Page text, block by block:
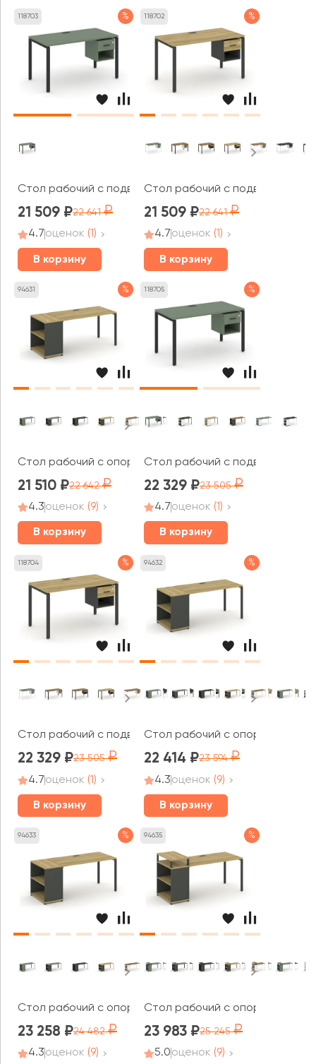
118703 %
Стол рабочий с подвесной тумбой 1 открытой нишей
21 509 22 641
4.7оценок (1)
В корзину
118702 %
Стол рабочий с подвесной
21 509 22 641
4.7оценок (1)
В корзину
94631 %
Стол рабочий с опорным стеллажом CN.SP-201
21 510 22 642
4.3оценок (9)
В корзину
118705 %
Стол рабочий с подвесной
22 329 23 505
4.7оценок (1)
В корзину
118704 %
Стол рабочий с подвесной тумбой 1 открытой нишей
22 329 23 505
4.7оценок (1)
В корзину
94632 %
Стол рабочий с опорным
22 414 23 594
4.3оценок (9)
В корзину
94633 %
Стол рабочий с опорным стеллажом CN.SP-203
23 258 24 482
4.3оценок (9)
94635 %
Стол рабочий с опорным
23 983 25 245
5.0оценок (9)